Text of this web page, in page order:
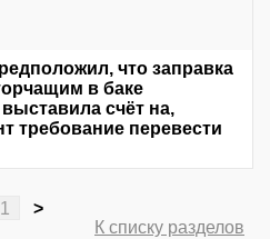
что заправка
в баке
счёт на,
требование перевести
1
>
К списку разделов